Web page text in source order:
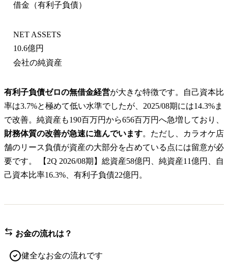
借金（有利子負債）
NET ASSETS
10.6億円
会社の純資産
有利子負債ゼロの無借金経営が大きな特徴です。自己資本比
率は3.7%と極めて低い水準でしたが、2025/08期には14.3%ま
で改善。純資産も190百万円から656百万円へ急増しており、
財務体質の改善が急速に進んでいます。ただし、カラオケ店
舗のリース負債が資産の大部分を占めている点には留意が必
要です。 【2Q 2026/08期】総資産58億円、純資産11億円、自
己資本比率16.3%、有利子負債22億円。
お金の流れは？
健全なお金の流れです